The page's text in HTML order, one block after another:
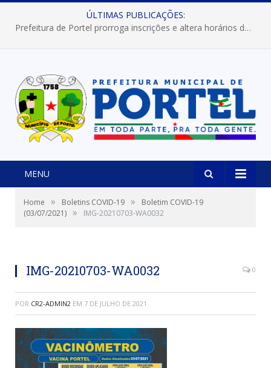
ÚLTIMAS PUBLICAÇÕES:
Prefeitura de Portel prorroga inscrições e altera horários dos concursos “Musa” e “Miss Mix Verão 2026”
MENU
Home » Boletins COVID-19 »
Boletim COVID-19
(03/07/2021) » IMG-20210703-WA0032
IMG-20210703-WA0032 0
POR CR2-ADMIN2 EM 7 DE JULHO DE 2021